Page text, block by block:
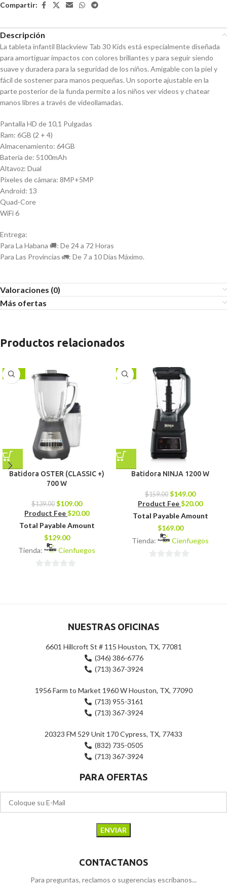
Compartir:
Descripción
La tableta infantil Blackview Tab 30 Kids está especialmente diseñada
para amortiguar impactos con colores brillantes y para seguir siendo
suave y duradera para la seguridad de los niños. Amigable con la piel y
fácil de sostener para manos pequeñas. Un soporte ajustable en la
parte posterior de la funda permite a los niños ver videos y chatear
manos libres a través de videollamadas.
Pantalla HD de 10,1 Pulgadas
Ram: 6GB (2 + 4)
Almacenamiento: 64GB
Batería de: 5100mAh
Altavoz: Dual
Píxeles de cámara: 8MP+5MP
Android: 13
Quad-Core
WiFi 6
Entrega:
Para La Habana 🚚: De 24 a 72 Horas
Para Las Provincias 🚛: De 7 a 10 Días Máximo.
Valoraciones (0)
Más ofertas
Productos relacionados
-22%
Batidora OSTER (CLASSIC +)
700 W
$139.00 $109.00
Product Fee$20.00
Total Payable Amount
$129.00
Tienda:
Cienfuegos
-6%
Batidora NINJA 1200 W
$159.00 $149.00
Product Fee$20.00
Total Payable Amount
$169.00
Tienda:
Cienfuegos
NUESTRAS OFICINAS
6601 Hillcroft St # 115 Houston, TX, 77081
(346) 386-6776
(713) 367-3924
1956 Farm to Market 1960 W Houston, TX, 77090
(713) 955-3161
(713) 367-3924
20323 FM 529 Unit 170 Cypress, TX, 77433
(832) 735-0505
(713) 367-3924
PARA OFERTAS
CONTACTANOS
Para preguntas, reclamos o sugerencias escríbanos...